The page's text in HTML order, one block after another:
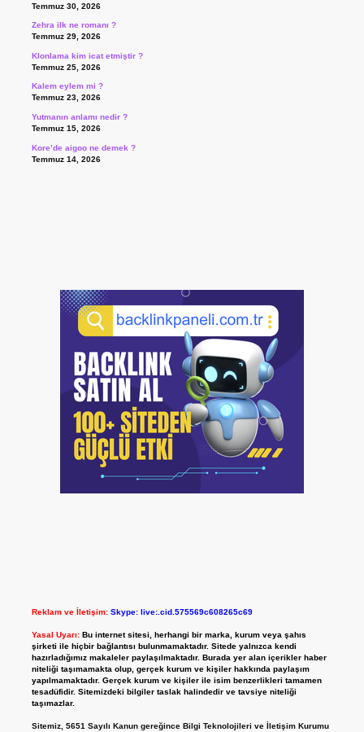
Temmuz 30, 2026
Zehra ilk ne romanı ?
Temmuz 29, 2026
Klonlama kim icat etmiştir ?
Temmuz 25, 2026
Kalem eylem mi ?
Temmuz 23, 2026
Yutmanın anlamı nedir ?
Temmuz 15, 2026
Kore’de aigoo ne demek ?
Temmuz 14, 2026
Reklam ve İletişim: Skype: live:.cid.575569c608265c69
Yasal Uyarı: Bu internet sitesi, herhangi bir marka, kurum veya şahıs
şirketi ile hiçbir bağlantısı bulunmamaktadır. Sitede yalnızca kendi
hazırladığımız makaleler paylaşılmaktadır. Burada yer alan içerikler haber
niteliği taşımamakta olup, gerçek kurum ve kişiler hakkında paylaşım
yapılmamaktadır. Gerçek kurum ve kişiler ile isim benzerlikleri tamamen
tesadüfidir. Sitemizdeki bilgiler taslak halindedir ve tavsiye niteliği
taşımazlar.
Sitemiz, 5651 Sayılı Kanun gereğince Bilgi Teknolojileri ve İletişim Kurumu